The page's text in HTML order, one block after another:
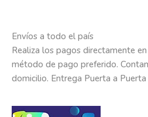
Envíos a todo el país
Realiza los pagos directamente
método de pago preferido.
domicilio. Entrega Puerta a